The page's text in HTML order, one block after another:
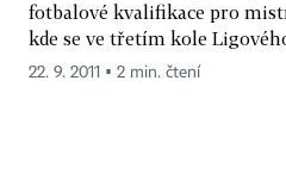
fotbalové kvalifikace pro
kde se ve třetím kole
22. 9. 2011 ▪ 2 min. čtení